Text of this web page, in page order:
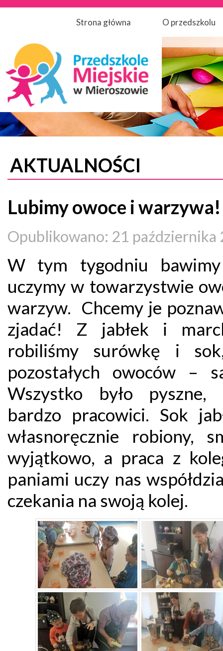
Strona główna O przedszkolu
AKTUALNOŚCI
Lubimy owoce i warzywa!
Opublikowano: 21 października
W tym tygodniu
uczymy w towarzystwie
warzyw. Chcemy je
zjadać! Z jabłek i
robiliśmy surówkę i
pozostałych owoców –
Wszystko było
bardzo pracowici. Sok
własnoręcznie robiony,
wyjątkowo, a praca z
paniami uczy nas
czekania na swoją kolej.